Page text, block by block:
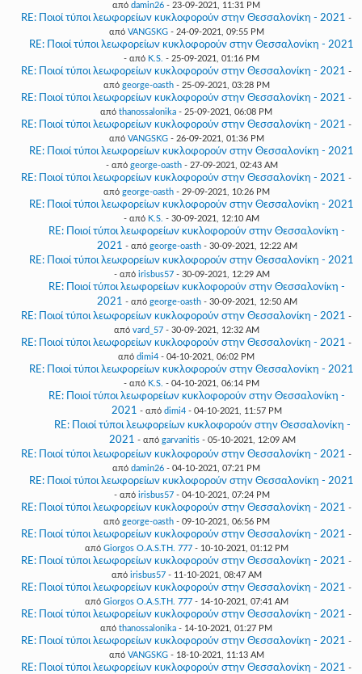
από damin26 - 23-09-2021, 11:31 PM
RE: Ποιοί τύποι λεωφορείων κυκλοφορούν στην Θεσσαλονίκη - 2021 -
από VANGSKG- 24-09-2021, 09:55 PM
RE: Ποιοί τύποι λεωφορείων κυκλοφορούν στην Θεσσαλονίκη - 2021
- από K.S. - 25-09-2021, 01:16 PM
RE: Ποιοί τύποι λεωφορείων κυκλοφορούν στην Θεσσαλονίκη - 2021 -
από george-oasth- 25-09-2021, 03:28 PM
RE: Ποιοί τύποι λεωφορείων κυκλοφορούν στην Θεσσαλονίκη - 2021 -
από thanossalonika - 25-09-2021, 06:08 PM
RE: Ποιοί τύποι λεωφορείων κυκλοφορούν στην Θεσσαλονίκη - 2021 -
από VANGSKG- 26-09-2021, 01:36 PM
RE: Ποιοί τύποι λεωφορείων κυκλοφορούν στην Θεσσαλονίκη - 2021
- από george-oasth- 27-09-2021, 02:43 AM
RE: Ποιοί τύποι λεωφορείων κυκλοφορούν στην Θεσσαλονίκη - 2021 -
από george-oasth- 29-09-2021, 10:26 PM
RE: Ποιοί τύποι λεωφορείων κυκλοφορούν στην Θεσσαλονίκη - 2021
- από K.S. - 30-09-2021, 12:10 AM
RE: Ποιοί τύποι λεωφορείων κυκλοφορούν στην Θεσσαλονίκη -
2021 - από george-oasth- 30-09-2021, 12:22 AM
RE: Ποιοί τύποι λεωφορείων κυκλοφορούν στην Θεσσαλονίκη - 2021
- από irisbus57- 30-09-2021, 12:29 AM
RE: Ποιοί τύποι λεωφορείων κυκλοφορούν στην Θεσσαλονίκη -
2021 - από george-oasth- 30-09-2021, 12:50 AM
RE: Ποιοί τύποι λεωφορείων κυκλοφορούν στην Θεσσαλονίκη - 2021 -
από vard_57- 30-09-2021, 12:32 AM
RE: Ποιοί τύποι λεωφορείων κυκλοφορούν στην Θεσσαλονίκη - 2021 -
από dimi4 - 04-10-2021, 06:02 PM
RE: Ποιοί τύποι λεωφορείων κυκλοφορούν στην Θεσσαλονίκη - 2021
- από K.S. - 04-10-2021, 06:14 PM
RE: Ποιοί τύποι λεωφορείων κυκλοφορούν στην Θεσσαλονίκη -
2021 - από dimi4 - 04-10-2021, 11:57 PM
RE: Ποιοί τύποι λεωφορείων κυκλοφορούν στην Θεσσαλονίκη -
2021 - από garvanitis- 05-10-2021, 12:09 AM
RE: Ποιοί τύποι λεωφορείων κυκλοφορούν στην Θεσσαλονίκη - 2021 -
από damin26 - 04-10-2021, 07:21 PM
RE: Ποιοί τύποι λεωφορείων κυκλοφορούν στην Θεσσαλονίκη - 2021
- από irisbus57- 04-10-2021, 07:24 PM
RE: Ποιοί τύποι λεωφορείων κυκλοφορούν στην Θεσσαλονίκη - 2021 -
από george-oasth- 09-10-2021, 06:56 PM
RE: Ποιοί τύποι λεωφορείων κυκλοφορούν στην Θεσσαλονίκη - 2021 -
από Giorgos O.A.S.TH. 777- 10-10-2021, 01:12 PM
RE: Ποιοί τύποι λεωφορείων κυκλοφορούν στην Θεσσαλονίκη - 2021 -
από irisbus57- 11-10-2021, 08:47 AM
RE: Ποιοί τύποι λεωφορείων κυκλοφορούν στην Θεσσαλονίκη - 2021 -
από Giorgos O.A.S.TH. 777- 14-10-2021, 07:41 AM
RE: Ποιοί τύποι λεωφορείων κυκλοφορούν στην Θεσσαλονίκη - 2021 -
από thanossalonika - 14-10-2021, 01:27 PM
RE: Ποιοί τύποι λεωφορείων κυκλοφορούν στην Θεσσαλονίκη - 2021 -
από VANGSKG- 18-10-2021, 11:13 AM
RE: Ποιοί τύποι λεωφορείων κυκλοφορούν στην Θεσσαλονίκη - 2021 -